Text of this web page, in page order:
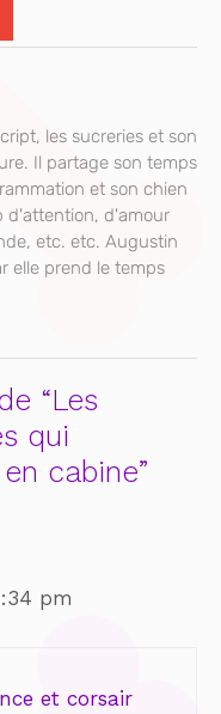
les sucreries et son
Il partage son temps
et son chien
d'attention, d'amour
etc. etc. Augustin
elle prend le temps
“Les
qui
cabine”
pm
et corsair